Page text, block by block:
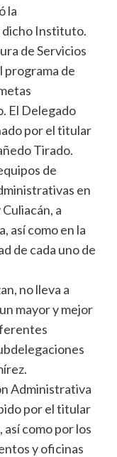
la
dicho Instituto.
de Servicios
programa de
El Delegado
por el titular
Tirado.
de
en
a
así como en la
de cada uno de
no lleva a
mayor y mejor
Administrativa
por el titular
como por los
y oficinas